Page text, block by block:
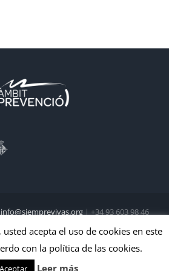
info@siemprevivas.org | +34 93 603 98 46
los derechos reservados
Instagram
acepta el uso de cookies en este
con la política de las cookies.
Aceptar Leer más